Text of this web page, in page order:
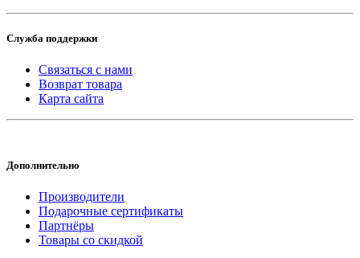
Служба поддержки
Связаться с нами
Возврат товара
Карта сайта
Дополнительно
Производители
Подарочные сертификаты
Партнёры
Товары со скидкой